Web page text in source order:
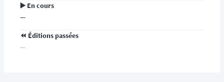
▶️ En cours
—
⏪️ Éditions passées
—